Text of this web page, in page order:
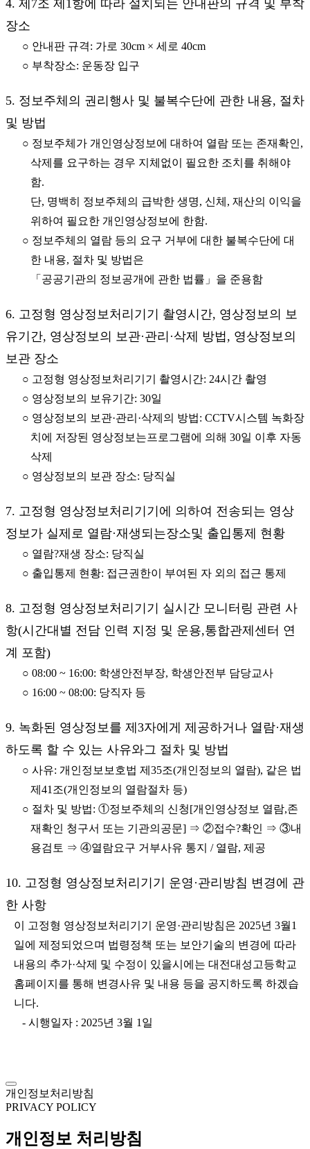
4. 제7조 제1항에 따라 설치되는 안내판의 규격 및 부착
장소
○ 안내판 규격: 가로 30cm × 세로 40cm
○ 부착장소: 운동장 입구
5. 정보주체의 권리행사 및 불복수단에 관한 내용, 절차
및 방법
○ 정보주체가 개인영상정보에 대하여 열람 또는 존재확인,
삭제를 요구하는 경우 지체없이 필요한 조치를 취해야
함.
단, 명백히 정보주체의 급박한 생명, 신체, 재산의 이익을
위하여 필요한 개인영상정보에 한함.
○ 정보주체의 열람 등의 요구 거부에 대한 불복수단에 대
한 내용, 절차 및 방법은
「공공기관의 정보공개에 관한 법률」을 준용함
6. 고정형 영상정보처리기기 촬영시간, 영상정보의 보
유기간, 영상정보의 보관·관리·삭제 방법, 영상정보의
보관 장소
○ 고정형 영상정보처리기기 촬영시간: 24시간 촬영
○ 영상정보의 보유기간: 30일
○ 영상정보의 보관·관리·삭제의 방법: CCTV시스템 녹화장
치에 저장된 영상정보는프로그램에 의해 30일 이후 자동
삭제
○ 영상정보의 보관 장소: 당직실
7. 고정형 영상정보처리기기에 의하여 전송되는 영상
정보가 실제로 열람·재생되는장소및 출입통제 현황
○ 열람?재생 장소: 당직실
○ 출입통제 현황: 접근권한이 부여된 자 외의 접근 통제
8. 고정형 영상정보처리기기 실시간 모니터링 관련 사
항(시간대별 전담 인력 지정 및 운용,통합관제센터 연
계 포함)
○ 08:00 ~ 16:00: 학생안전부장, 학생안전부 담당교사
○ 16:00 ~ 08:00: 당직자 등
9. 녹화된 영상정보를 제3자에게 제공하거나 열람·재생
하도록 할 수 있는 사유와그 절차 및 방법
○ 사유: 개인정보보호법 제35조(개인정보의 열람), 같은 법
제41조(개인정보의 열람절차 등)
○ 절차 및 방법: ①정보주체의 신청[개인영상정보 열람,존
재확인 청구서 또는 기관의공문] ⇒ ②접수?확인 ⇒ ③내
용검토 ⇒ ④열람요구 거부사유 통지 / 열람, 제공
10. 고정형 영상정보처리기기 운영·관리방침 변경에 관
한 사항
이 고정형 영상정보처리기기 운영·관리방침은 2025년 3월1
일에 제정되었으며 법령정책 또는 보안기술의 변경에 따라
내용의 추가·삭제 및 수정이 있을시에는 대전대성고등학교
홈페이지를 통해 변경사유 및 내용 등을 공지하도록 하겠습
니다.
- 시행일자 : 2025년 3월 1일
개인정보처리방침
PRIVACY POLICY
개인정보 처리방침